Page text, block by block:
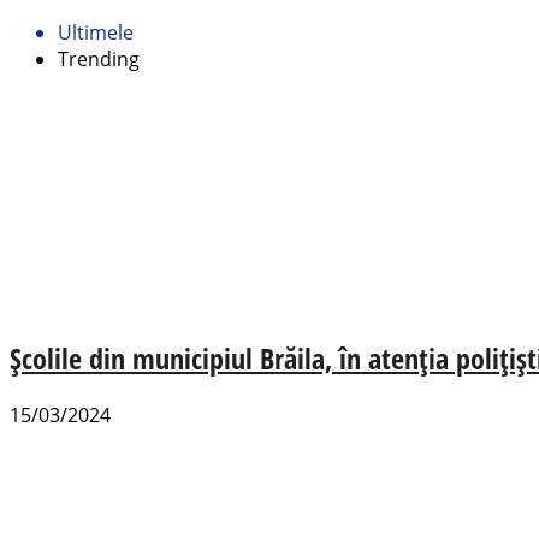
Ultimele
Trending
Școlile din municipiul Brăila, în atenția
15/03/2024